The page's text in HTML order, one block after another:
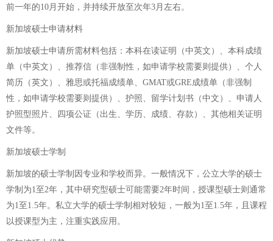
前一年的10月开始，并持续开放至次年3月左右。
新加坡硕士申请材料
新加坡硕士申请所需材料包括：本科在读证明（中英文）、本科成绩
单（中英文）、推荐信（非强制性，如申请学校需要则提供）、个人
简历（英文）、雅思或托福成绩单、GMAT或GRE成绩单（非强制
性，如申请学校需要则提供）、护照、留学计划书（中文）、申请人
护照型照片、四项公证（出生、学历、成绩、存款）、其他相关证明
文件等。
新加坡硕士学制
新加坡的硕士学制因专业和学校而异。一般情况下，公立大学的硕士
学制为1至2年，其中研究型硕士可能需要2年时间，授课型硕士则通常
为1至1.5年。私立大学的硕士学制相对较短，一般为1至1.5年，且课程
以授课型为主，注重实践应用。